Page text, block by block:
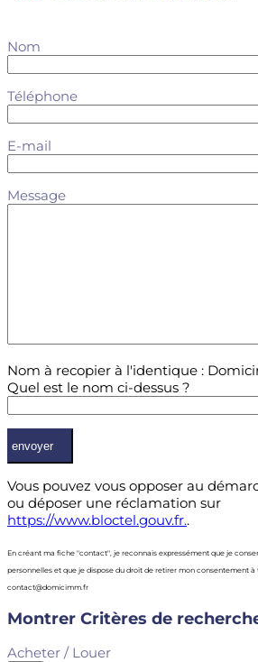
Nom
Téléphone
E-mail
Message
Nom à recopier à l'identique :
Quel est le nom ci-dessus ?
Vous pouvez vous opposer au
ou déposer une réclamation sur
https://www.bloctel.gouv.fr..
En créant ma fiche "contact", je reconnais expressément que je
personnelles et que je dispose du droit de retirer mon consentement
contact@domicimm.fr
Montrer Critères de
Acheter / Louer